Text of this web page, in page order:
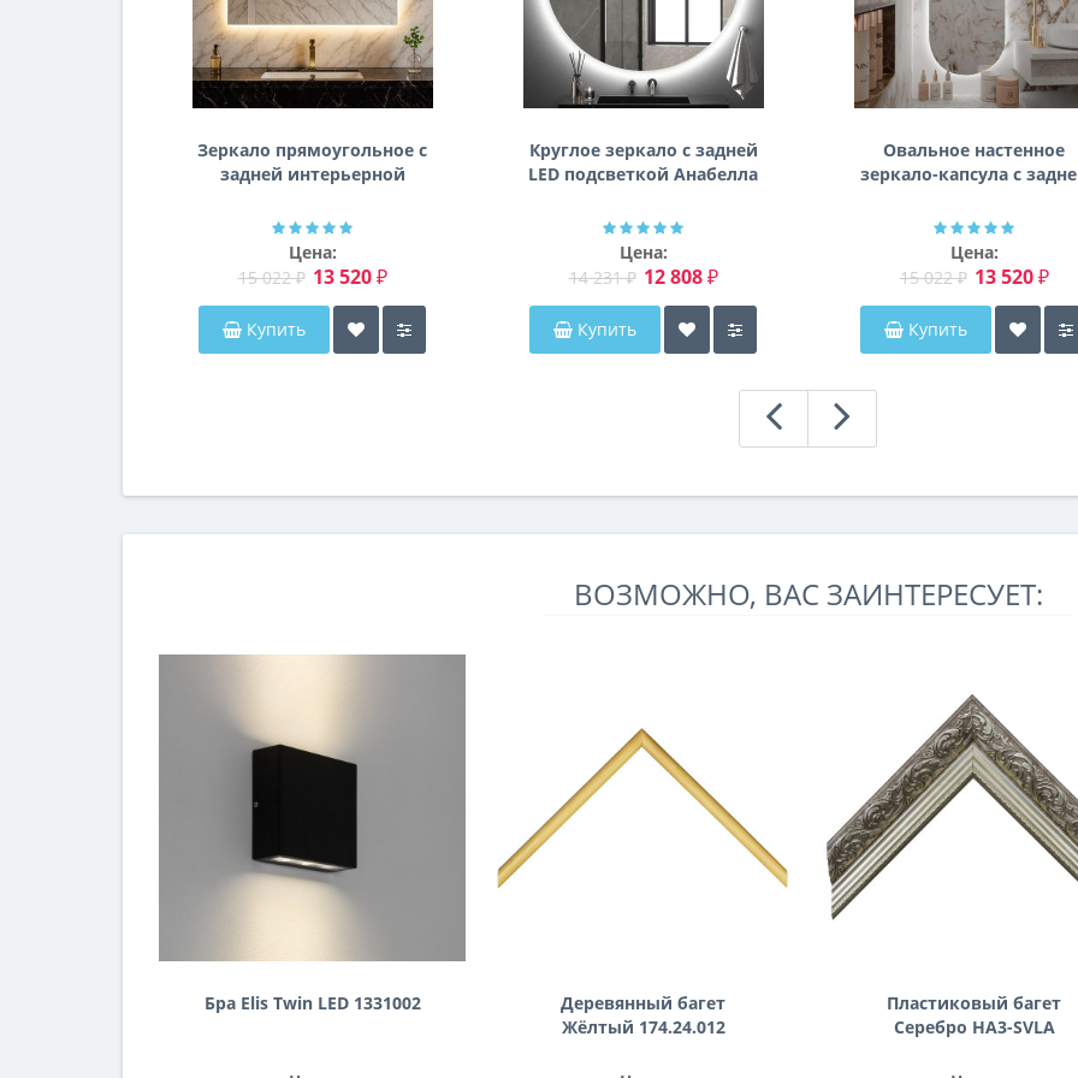
Зеркало прямоугольное с
задней интерьерной
Далтон
Цена:
15 022 ₽ 13 520 ₽
Купить
Круглое зеркало с задней
LED подсветкой Анабелла
Цена:
14 231 ₽ 12 808 ₽
Купить
Овальное настенное
зеркало-капсула с
Мэриэнн
Цена:
15 022 ₽ 13 520 ₽
Купить
ВОЗМОЖНО, ВАС ЗАИНТЕРЕСУЕТ:
Бра Elis Twin LED 1331002
Деревянный багет
Жёлтый 174.24.012
Пластиковый багет
Серебро HA3-SVLA